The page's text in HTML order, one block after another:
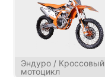
Эндуро / Кроссовый
мотоцикл